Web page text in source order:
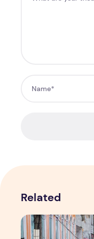
Related
Copa aquece